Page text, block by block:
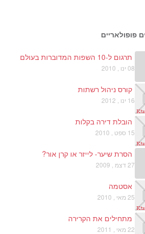
פופולאריים
תרגום ל-10 השפות המדוברות בעולם
08 ינו , 2010
קורס ניהול רשתות
16 ינו , 2012
הובלת דירה בקלות
15 ספט , 2010
הסרת שיער- לייזר או קרן אור?
27 דצמ , 2009
אסטמה
25 מאי , 2010
מתחילים את הקרירה
22 מאי , 2011